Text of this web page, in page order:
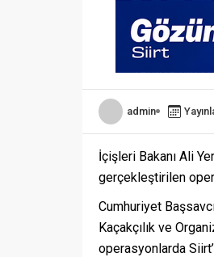
admin
İçişleri Bakanı Ali
gerçekleştirilen
Cumhuriyet
Kaçakçılık ve
operasyonlarda